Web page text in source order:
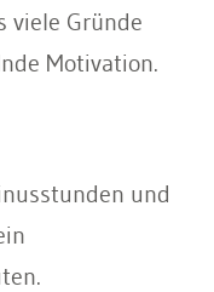
viele Gründe
Motivation.
und